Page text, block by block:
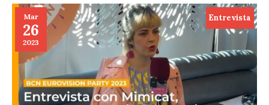
Mar
26
2023
Entrevista